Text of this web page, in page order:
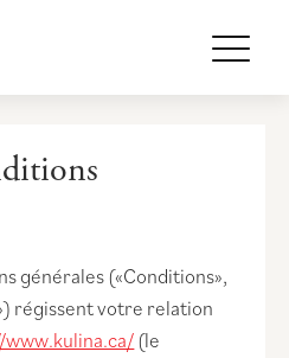
générales («Conditions»,
régissent votre relation
(le